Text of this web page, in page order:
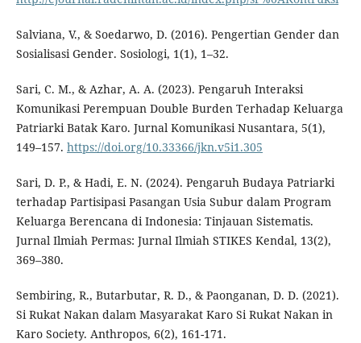
Salviana, V., & Soedarwo, D. (2016). Pengertian Gender dan
Sosialisasi Gender. Sosiologi, 1(1), 1–32.
Sari, C. M., & Azhar, A. A. (2023). Pengaruh Interaksi
Komunikasi Perempuan Double Burden Terhadap Keluarga
Patriarki Batak Karo. Jurnal Komunikasi Nusantara, 5(1),
149–157. https://doi.org/10.33366/jkn.v5i1.305
Sari, D. P., & Hadi, E. N. (2024). Pengaruh Budaya Patriarki
terhadap Partisipasi Pasangan Usia Subur dalam Program
Keluarga Berencana di Indonesia: Tinjauan Sistematis.
Jurnal Ilmiah Permas: Jurnal Ilmiah STIKES Kendal, 13(2),
369–380.
Sembiring, R., Butarbutar, R. D., & Paonganan, D. D. (2021).
Si Rukat Nakan dalam Masyarakat Karo Si Rukat Nakan in
Karo Society. Anthropos, 6(2), 161-171.